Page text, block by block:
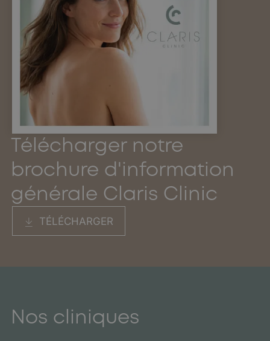
Télécharger notre
brochure d'information
générale Claris Clinic
TÉLÉCHARGER
Nos cliniques